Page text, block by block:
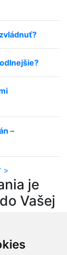
–
>
je
Vašej
hod.